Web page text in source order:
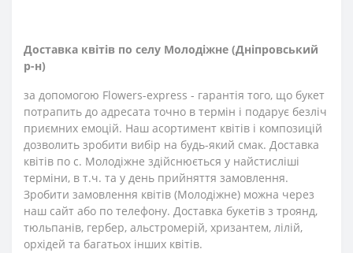
Доставка квітів по селу Молодіжне (Дніпровський
р-н)
за допомогою Flowers-express - гарантія того, що букет
потрапить до адресата точно в термін і подарує безліч
приємних емоцій. Наш асортимент квітів і композицій
дозволить зробити вибір на будь-який смак. Доставка
квітів по с. Молодіжне здійснюється у найстисліші
терміни, в т.ч. та у день прийняття замовлення.
Зробити замовлення квітів (Молодіжне) можна через
наш сайт або по телефону. Доставка букетів з троянд,
тюльпанів, гербер, альстромерій, хризантем, лілій,
орхідей та багатьох інших квітів.